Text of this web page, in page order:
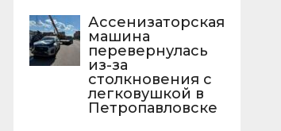
Ассенизаторская
машина
перевернулась
из-за
столкновения с
легковушкой в
Петропавловске